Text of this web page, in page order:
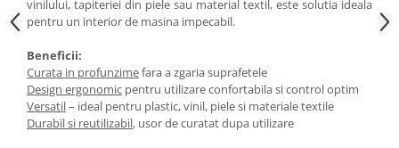
vinilului, tapiteriei din piele sau material textil, este solutia ideala
pentru un interior de masina impecabil.
Beneficii:
Curata in profunzimefara a zgaria suprafetele
Design ergonomic pentru utilizare confortabila si control optim
Versatil– ideal pentru plastic, vinil, piele si materiale textile
Durabil si reutilizabil, usor de curatat dupa utilizare